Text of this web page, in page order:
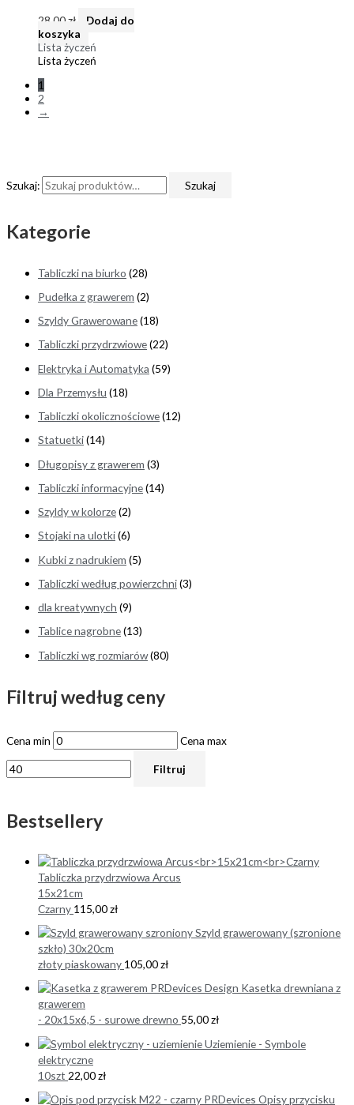
Szukaj: Szukaj
Kategorie
Tabliczki na biurko (28)
Pudełka z grawerem (2)
Szyldy Grawerowane(18)
Tabliczki przydrzwiowe(22)
Elektryka i Automatyka (59)
Dla Przemysłu (18)
Tabliczki okolicznościowe(12)
Statuetki(14)
Długopisy z grawerem (3)
Tabliczki informacyjne(14)
Szyldy w kolorze(2)
Stojaki na ulotki(6)
Kubki z nadrukiem (5)
Tabliczki według powierzchni(3)
dla kreatywnych (9)
Tablice nagrobne(13)
Tabliczki wg rozmiarów(80)
Filtruj według ceny
Cena min Cena max
Filtruj
Bestsellery
Tabliczka przydrzwiowa Arcus
15x21cm
Czarny 115,00zł
Szyld grawerowany (szronione
szkło) 30x20cm
złoty piaskowany 105,00zł
Kasetka drewniana z
grawerem
- 20x15x6,5 - surowe drewno 55,00zł
Uziemienie - Symbole
elektryczne
10szt 22,00zł
Opisy przycisku
28,00zł
Dodaj do
koszyka
Lista życzeń
Lista życzeń
1
2
→